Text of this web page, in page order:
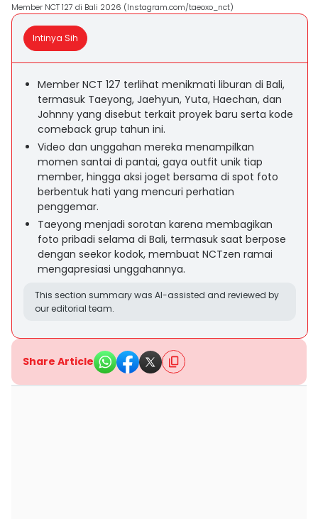
Member NCT 127 di Bali 2026 (Instagram.com/taeoxo_nct)
Intinya Sih
Member NCT 127 terlihat menikmati liburan di Bali,
termasuk Taeyong, Jaehyun, Yuta, Haechan, dan
Johnny yang disebut terkait proyek baru serta kode
comeback grup tahun ini.
Video dan unggahan mereka menampilkan
momen santai di pantai, gaya outfit unik tiap
member, hingga aksi joget bersama di spot foto
berbentuk hati yang mencuri perhatian
penggemar.
Taeyong menjadi sorotan karena membagikan
foto pribadi selama di Bali, termasuk saat berpose
dengan seekor kodok, membuat NCTzen ramai
mengapresiasi unggahannya.
This section summary was AI-assisted and reviewed by
our editorial team.
Share Article